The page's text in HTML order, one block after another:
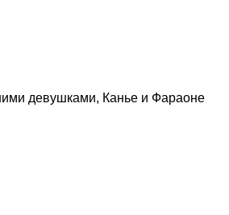
девушками, Канье и Фараоне